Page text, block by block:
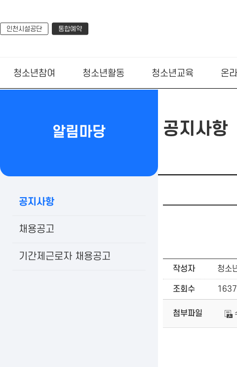
인천시설공단 통합예약
청소년참여 청소년활동 청소년교육 온
알림마당
공지사항
채용공고
기간제근로자 채용공고
공지사항
작성자 청소
조회수 1637
첨부파일